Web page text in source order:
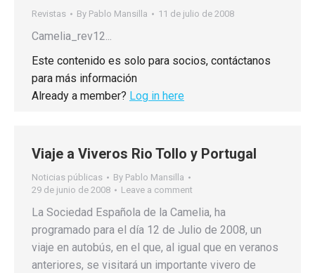
Revistas By Pablo Mansilla 11 de julio de 2008
Camelia_rev12...
Este contenido es solo para socios, contáctanos
para más información
Already a member? Log in here
Viaje a Viveros Rio Tollo y Portugal
Noticias públicas By Pablo Mansilla
29 de junio de 2008
Leave a comment
La Sociedad Española de la Camelia, ha
programado para el día 12 de Julio de 2008, un
viaje en autobús, en el que, al igual que en veranos
anteriores, se visitará un importante vivero de